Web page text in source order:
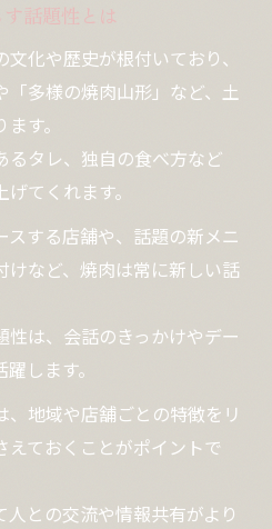
話題性とは
化や歴史が根付いており、
「多様の焼肉山形」など、土
す。
るタレ、独自の食べ方など
てくれます。
スする店舗や、話題の新メニ
けなど、焼肉は常に新しい話
性は、会話のきっかけやデー
します。
地域や店舗ごとの特徴をリ
ておくことがポイントで
との交流や情報共有がより